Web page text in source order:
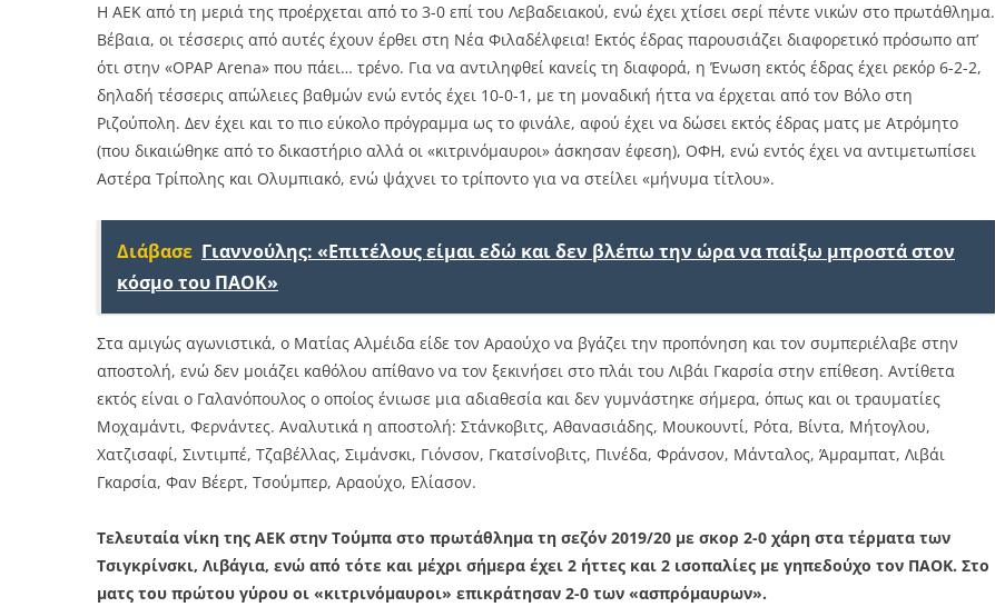
Η ΑΕΚ από τη μεριά της προέρχεται από το 3-0 επί του Λεβαδειακού, ενώ έχει χτίσει σερί πέντε νικών στο πρωτάθλημα.
Βέβαια, οι τέσσερις από αυτές έχουν έρθει στη Νέα Φιλαδέλφεια! Εκτός έδρας παρουσιάζει διαφορετικό πρόσωπο απ’
ότι στην «OPAP Arena» που πάει… τρένο. Για να αντιληφθεί κανείς τη διαφορά, η Ένωση εκτός έδρας έχει ρεκόρ 6-2-2,
δηλαδή τέσσερις απώλειες βαθμών ενώ εντός έχει 10-0-1, με τη μοναδική ήττα να έρχεται από τον Βόλο στη
Ριζούπολη. Δεν έχει και το πιο εύκολο πρόγραμμα ως το φινάλε, αφού έχει να δώσει εκτός έδρας ματς με Ατρόμητο
(που δικαιώθηκε από το δικαστήριο αλλά οι «κιτρινόμαυροι» άσκησαν έφεση), ΟΦΗ, ενώ εντός έχει να αντιμετωπίσει
Αστέρα Τρίπολης και Ολυμπιακό, ενώ ψάχνει το τρίποντο για να στείλει «μήνυμα τίτλου».
Διάβασε Γιαννούλης: «Επιτέλους είμαι εδώ και δεν βλέπω την ώρα να παίξω μπροστά στον
κόσμο του ΠΑΟΚ»
Στα αμιγώς αγωνιστικά, ο Ματίας Αλμέιδα είδε τον Αραούχο να βγάζει την προπόνηση και τον συμπεριέλαβε στην
αποστολή, ενώ δεν μοιάζει καθόλου απίθανο να τον ξεκινήσει στο πλάι του Λιβάι Γκαρσία στην επίθεση. Αντίθετα
εκτός είναι ο Γαλανόπουλος ο οποίος ένιωσε μια αδιαθεσία και δεν γυμνάστηκε σήμερα, όπως και οι τραυματίες
Μοχαμάντι, Φερνάντες. Αναλυτικά η αποστολή: Στάνκοβιτς, Αθανασιάδης, Μουκουντί, Ρότα, Βίντα, Μήτογλου,
Χατζισαφί, Σιντιμπέ, Τζαβέλλας, Σιμάνσκι, Γιόνσον, Γκατσίνοβιτς, Πινέδα, Φράνσον, Μάνταλος, Άμραμπατ, Λιβάι
Γκαρσία, Φαν Βέερτ, Τσούμπερ, Αραούχο, Ελίασον.
Τελευταία νίκη της ΑΕΚ στην Τούμπα στο πρωτάθλημα τη σεζόν 2019/20 με σκορ 2-0 χάρη στα τέρματα των
Τσιγκρίνσκι, Λιβάγια, ενώ από τότε και μέχρι σήμερα έχει 2 ήττες και 2 ισοπαλίες με γηπεδούχο τον ΠΑΟΚ. Στο
ματς του πρώτου γύρου οι «κιτρινόμαυροι» επικράτησαν 2-0 των «ασπρόμαυρων».